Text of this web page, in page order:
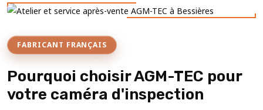
FABRICANT FRANÇAIS
Pourquoi choisir AGM-TEC pour
votre caméra d'inspection